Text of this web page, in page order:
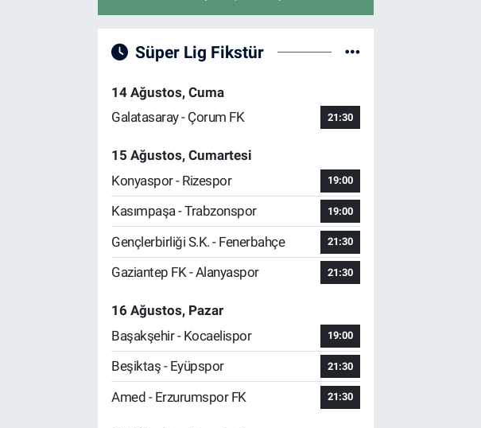
Süper Lig Fikstür
14 Ağustos, Cuma
Galatasaray - Çorum FK
21:30
15 Ağustos, Cumartesi
Konyaspor - Rizespor
19:00
Kasımpaşa - Trabzonspor 19:00
Gençlerbirliği S.K. - Fenerbahçe 21:30
Gaziantep FK - Alanyaspor 21:30
16 Ağustos, Pazar
Başakşehir - Kocaelispor
19:00
Beşiktaş - Eyüpspor 21:30
Amed - Erzurumspor FK 21:30